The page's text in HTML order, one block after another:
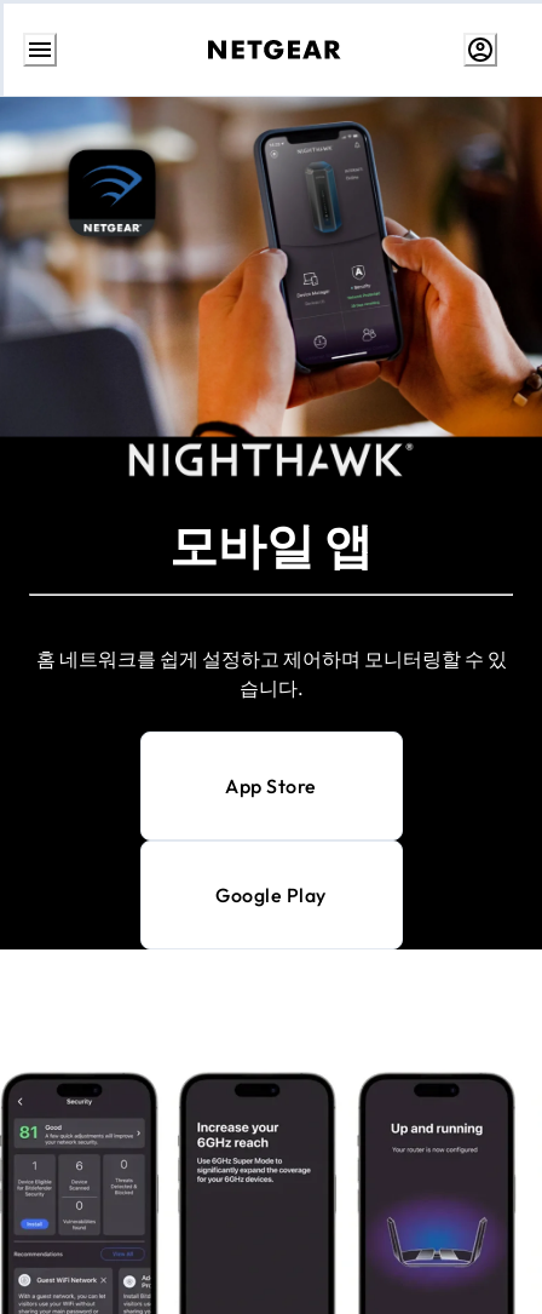
콘
츠
건
너
뛰
기
모바일 앱
홈 네트워크를 쉽게 설정하고 제어하며 모니터링할 수 있
습니다.
App Store
Google Play